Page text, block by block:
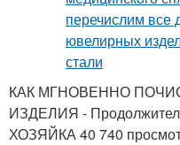
КАК МГНОВЕННО
ИЗДЕЛИЯ -
ХОЗЯЙКА 40 740